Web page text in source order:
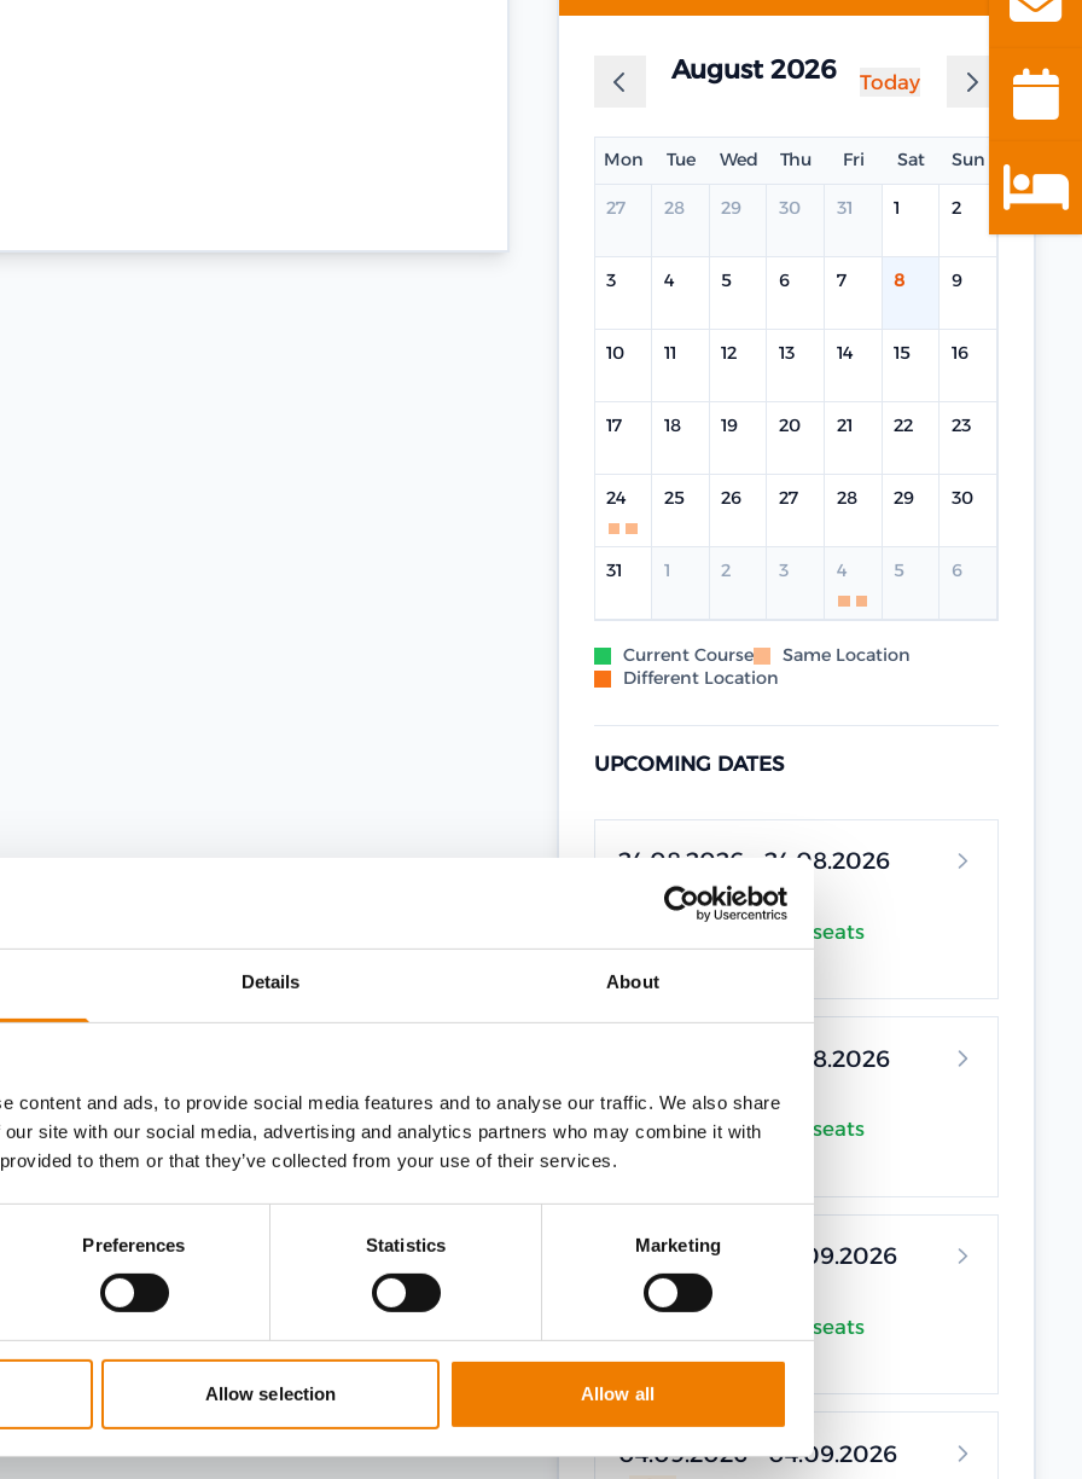
Details About
content and ads, to provide social media features and to analyse our traffic. We also share
site with our social media, advertising and analytics partners who may combine it with
to them or that they’ve collected from your use of their services.
Preferences Statistics Marketing
Allow selection Allow all
August 2026 Today
Mon Tue Wed Thu Fri Sat Sun
27 28 29 30 31 1 2
3 4 5 6 7 8 9
10 11 12 13 14 15 16
17 18 19 20 21 22 23
24 25 26 27 28 29 30
31 1 2 3 4 5 6
Current Course
Same Location
Different Location
UPCOMING DATES
24.08.2026 - 24.08.2026
9 seats
24.08.2026 - 24.08.2026
9 seats
04.09.2026 - 04.09.2026
9 seats
available
04.09.2026 - 04.09.2026